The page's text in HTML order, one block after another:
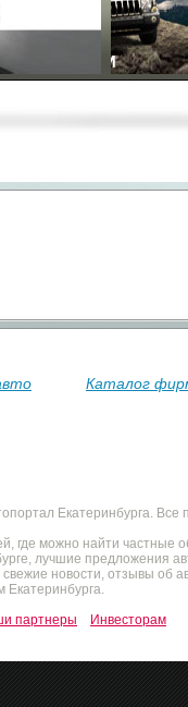
Каталог
Екатеринбурга. Все
где можно найти частные
лучшие предложения
свежие новости, отзывы об
Екатеринбурга.
партнеры Инвесторам